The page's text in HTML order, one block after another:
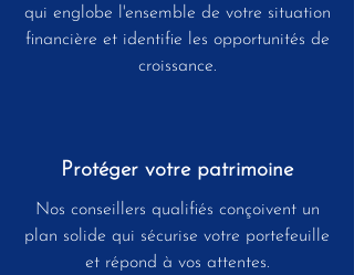
qui englobe l'ensemble de votre situation
financière et identifie les opportunités de
croissance.
Protéger votre patrimoine
Nos conseillers qualifiés conçoivent un
plan solide qui sécurise votre portefeuille
et répond à vos attentes.